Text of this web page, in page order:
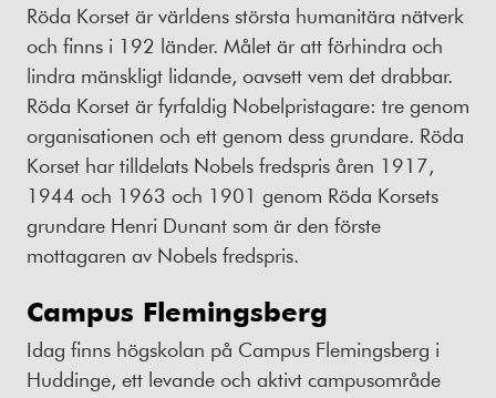
Röda Korset är världens största humanitära nätverk
och finns i 192 länder. Målet är att förhindra och
lindra mänskligt lidande, oavsett vem det drabbar.
Röda Korset är fyrfaldig Nobelpristagare: tre genom
organisationen och ett genom dess grundare. Röda
Korset har tilldelats Nobels fredspris åren 1917,
1944 och 1963 och 1901 genom Röda Korsets
grundare Henri Dunant som är den förste
mottagaren av Nobels fredspris.
Campus Flemingsberg
Idag finns högskolan på Campus Flemingsberg i
Huddinge, ett levande och aktivt campusområde